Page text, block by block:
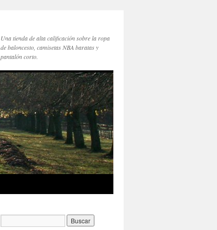
Una tienda de alta calificación sobre la ropa
de baloncesto, camisetas NBA baratas y
pantalón corto.